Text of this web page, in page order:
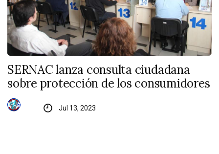
SERNAC lanza consulta ciudadana
sobre protección de los consumidores
Jul 13, 2023